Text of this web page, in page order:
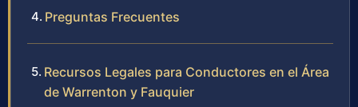
Preguntas Frecuentes
Recursos Legales para Conductores en el Área
de Warrenton y Fauquier